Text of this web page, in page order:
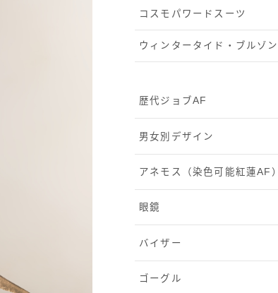
コスモパワードスーツ
ウィンタータイド・ブルゾン
歴代ジョブAF
男女別デザイン
アネモス（染色可能紅蓮AF）
眼鏡
バイザー
ゴーグル